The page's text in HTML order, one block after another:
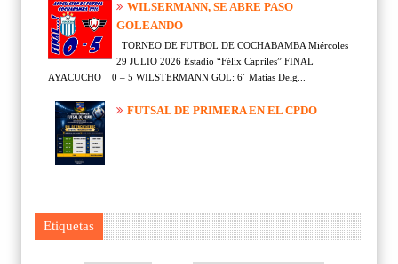
WILSERMANN, SE ABRE PASO
GOLEANDO
TORNEO DE FUTBOL DE COCHABAMBA Miércoles
29 JULIO 2026 Estadio “Félix Capriles” FINAL
AYACUCHO 0 – 5 WILSTERMANN GOL: 6´ Matias Delg...
FUTSAL DE PRIMERA EN EL CPDO
Etiquetas